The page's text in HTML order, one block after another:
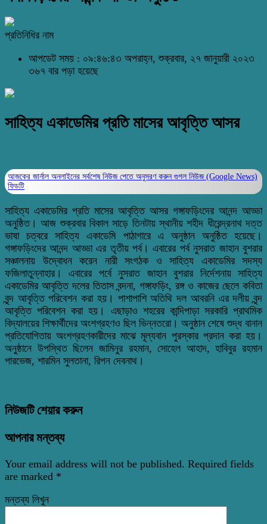
প্রতিনিধির নাম
আপডেট সময় : ০৯:৪৬:৪৩ অপরাহ্ন, শুক্রবার, ২৭ জানুয়ারী ২০২৩
৩৬৭ বার পড়া হয়েছে
সাহিত্য একাডেমির প্রতি মাসের আবৃত্তি আসর
আজকের জার্নাল অনলাইনের সর্বশেষ নিউজ পেতে অনুসরণ করুন গুগল নিউজ (Google News)
ফিডটি
সাহিত্য একাডেমির প্রতি মাসের আবৃত্তি আসর গঙ্গাফড়িংদের আনন্দ আড্ডা
অনুষ্ঠিত। আজ শুক্রবার বিকাল সাড়ে তিনটায় স্থানীয় শহীদ ধীরেন্দ্রনাথ দত্ত
ভাষা চত্বরে সাহিত্য একাডেমি পাঠাগারে এ অনুষ্ঠান অনুষ্ঠিত হয়েছে।
গঙ্গাফড়িংদের আনন্দ আড্ডা এর তৃতীয় পর্ব। এবারের পর্ব নুসরাত জাহান বুশরার
সঞ্চালনায় উদ্বোধন করেন নারী সংগঠক ও সাহিত্য একাডেমির সদস্য
ফজিলাতুন্নাহার। এবারের পর্বে নুসরাত জাহান বুশরার নির্দেশনায় সাহিত্য
একাডেমির আবৃত্তি দলের তিতাস বন্দনা, গঙ্গাফড়িং, রঙ্গ ও কাজের ছেলে কবিতা
বৃন্দ আবৃত্তি পরিবেশন করা হয়। পাশাপাশি অতিথি দল আবরনি এর দলীয় বৃন্দ
আবৃত্তি পরিবেশন করা হয়। এছাড়াও শহরের কান্দিপাড়া সরকারি প্রাথমিক
বিদ্যালয়ের শিক্ষার্থীদের অংশগ্রহণও ছিল ভিন্নতরো। অনুষ্ঠান শেষে শুদ্ধ বানান
প্রতিযোগিতায় অংশগ্রহণকারীদের মাঝে মূল্যবান পুরস্কার প্রদান করা হয়।
অনুষ্ঠানে উপস্থিত ছিলেন জামিনুর রহমান, সোহেল আহাদ, হাবিবুর রহমান
পারভেজ, শারমিন সুলতানা, রিপন দেবনাথ।
নিউজটি শেয়ার করুন
আপনার মন্তব্য
Your email address will not be published. Required fields
are marked *
মন্তব্য লিখুন